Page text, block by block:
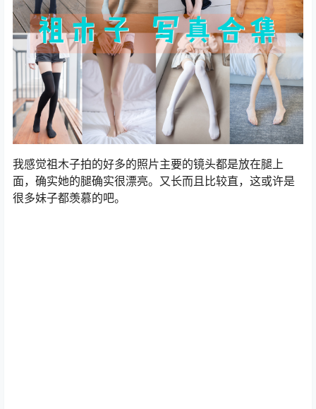
我感觉祖木子拍的好多的照片主要的镜头都是放在腿上
面，确实她的腿确实很漂亮。又长而且比较直，这或许是
很多妹子都羡慕的吧。